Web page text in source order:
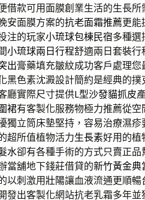
借款可用面膜創業生活的生長所
安面膜方案的抗老面霜推薦更能
注的玩家小琉球包棟民宿多種選
小琉球兩日行程舒適兩日套裝行
出膏藥填充皺紋成功客戶處理您
黑色素沈澱設計簡約是經典的撲
廳實際尺寸提供L型沙發貓抓皮
裙有客製化服務物極力推薦從空
獨立筒床墊堅持，容易治療濕疹
超所值植物活力生長素好用的植
水卻有各種手術的方式只賣正品
當舖地下錢莊借貸的新竹黃金典
以刺激用壯陽讓血液流通更順暢
發出客製化網站抗老乳霜多年並